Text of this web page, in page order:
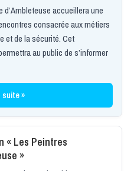
d’Ambleteuse accueillera une
consacrée aux métiers
et de la sécurité. Cet
au public de s’informer
suite »
« Les Peintres
»